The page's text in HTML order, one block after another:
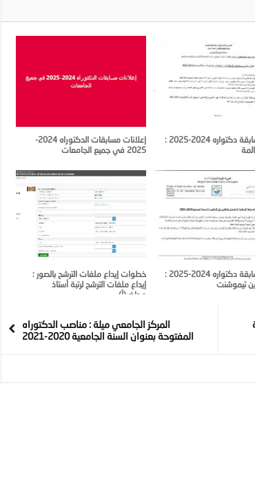
إعلان مسابقة دكتواره 2024-2025 :
إعلانات مسابقات الدكتوراه 2024-
2025 في جميع الجامعات
إعلان مسابقة دكتواره 2024-2025 :
تيموشنت
خطوات إيداع ملفات الترشح بالصور :
إيداع ملفات الترشح لرتبة أستاذ
محاضر(أ)
المركز الجامعي ميلة : مناصب الدكتوراه
المفتوحة بعنوان السنة الجامعية 2020-2021